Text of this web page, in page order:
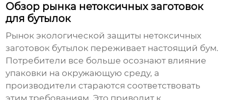
Обзор рынка нетоксичных заготовок
для бутылок
Рынокэкологической защиты нетоксичных
заготовок бутылок переживает настоящий бум.
Потребители все больше осознают влияние
упаковки на окружающую среду, а
производители стараются соответствовать